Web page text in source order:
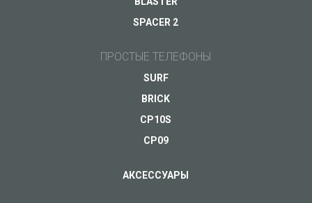
SPACER 2
ПРОСТЫЕ ТЕЛЕФОНЫ
SURF
BRICK
CP10S
CP09
АКСЕССУАРЫ